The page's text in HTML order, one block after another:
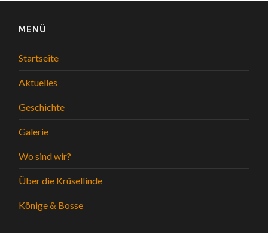
MENÜ
Startseite
Aktuelles
Geschichte
Galerie
Wo sind wir?
Über die Krüsellinde
Könige & Bosse